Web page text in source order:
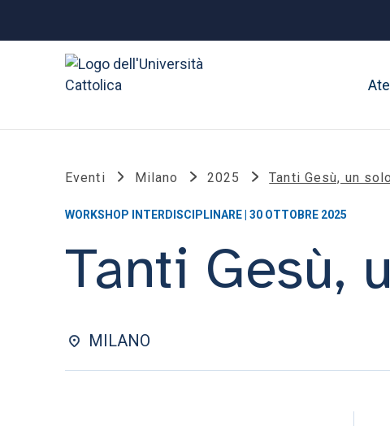
Eventi Milano 2025 Tanti Gesù, un
WORKSHOP INTERDISCIPLINARE | 30 OTTOBRE 2025
Tanti Gesù,
MILANO